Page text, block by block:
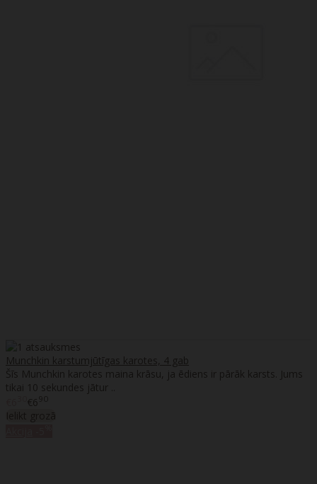
Munchkin karstumjūtīgas karotes, 4 gab
Šīs Munchkin karotes maina krāsu, ja ēdiens ir pārāk karsts. Jums
tikai 10 sekundes jātur ..
€690
Ielikt grozā